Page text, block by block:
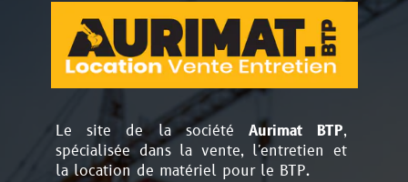
Le site de la société Aurimat BTP,
spécialisée dans la vente, l'entretien et
la location de matériel pour le BTP.